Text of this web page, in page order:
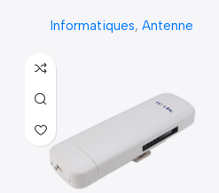
Informatiques, Antenne